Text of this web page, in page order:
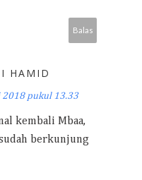
Balas
HAMID
2018 pukul 13.33
kembali Mbaa,
berkunjung